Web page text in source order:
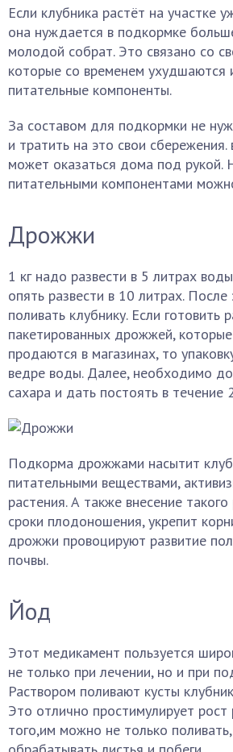
Если клубника растёт на участке
она нуждается в подкормке
молодой собрат. Это связано со
которые со временем ухудшаются
питательные компоненты.
За составом для подкормки не
и тратить на это свои
может оказаться дома под рукой.
питательными компонентами
Дрожжи
1 кг надо развести в 5 литрах
опять развести в 10 литрах.
поливать клубнику. Если готовить
пакетированных дрожжей,
продаются в магазинах, то
ведре воды. Далее, необходимо
сахара и дать постоять в течение
Подкорма дрожжами насытит
питательными веществами,
растения. А также внесение
сроки плодоношения, укрепит
дрожжи провоцируют развитие
почвы.
Йод
Этот медикамент пользуется
не только при лечении, но и при
Раствором поливают кусты
Это отлично простимулирует рост
того,им можно не только